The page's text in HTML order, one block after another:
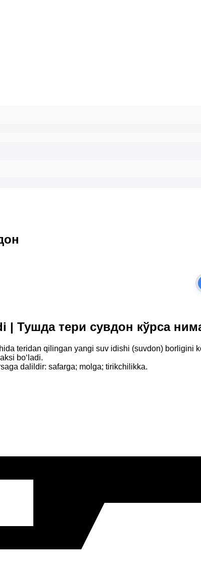
| Тушда тери сувдон кўрса
teridan qilingan yangi suv idishi (suvdon) borligini
bo‘ladi.
dalildir: safarga; molga; tirikchilikka.